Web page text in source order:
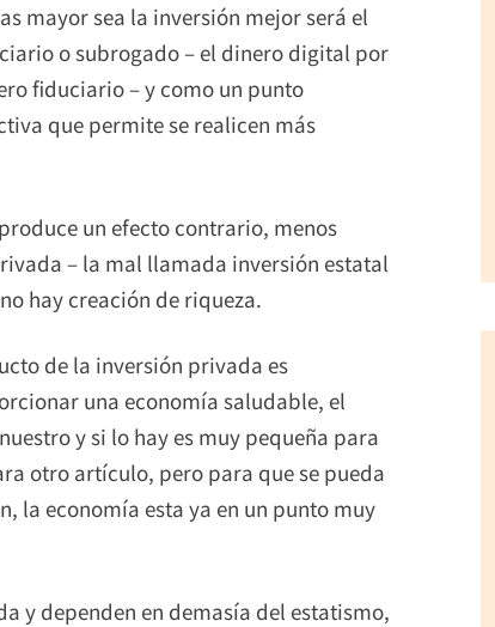
mayor sea la inversión mejor será el
o subrogado – el dinero digital por
fiduciario – y como un punto
que permite se realicen más
un efecto contrario, menos
– la mal llamada inversión estatal
hay creación de riqueza.
de la inversión privada es
una economía saludable, el
y si lo hay es muy pequeña para
otro artículo, pero para que se pueda
la economía esta ya en un punto muy
y dependen en demasía del estatismo,